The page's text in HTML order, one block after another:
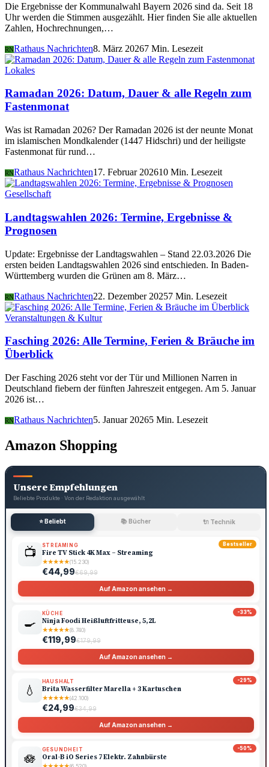
Die Ergebnisse der Kommunalwahl Bayern 2026 sind da. Seit 18
Uhr werden die Stimmen ausgezählt. Hier finden Sie alle aktuellen
Zahlen, Hochrechnungen,…
RNRathaus Nachrichten8. März 20267 Min. Lesezeit
Lokales
Ramadan 2026: Datum, Dauer & alle Regeln zum
Fastenmonat
Was ist Ramadan 2026? Der Ramadan 2026 ist der neunte Monat
im islamischen Mondkalender (1447 Hidschri) und der heiligste
Fastenmonat für rund…
RNRathaus Nachrichten17. Februar 202610 Min. Lesezeit
Gesellschaft
Landtagswahlen 2026: Termine, Ergebnisse &
Prognosen
Update: Ergebnisse der Landtagswahlen – Stand 22.03.2026 Die
ersten beiden Landtagswahlen 2026 sind entschieden. In Baden-
Württemberg wurden die Grünen am 8. März…
RNRathaus Nachrichten22. Dezember 20257 Min. Lesezeit
Veranstaltungen & Kultur
Fasching 2026: Alle Termine, Ferien & Bräuche im
Überblick
Der Fasching 2026 steht vor der Tür und Millionen Narren in
Deutschland fiebern der fünften Jahreszeit entgegen. Am 5. Januar
2026 ist…
RNRathaus Nachrichten5. Januar 20265 Min. Lesezeit
Amazon Shopping
Unsere Empfehlungen
Beliebte Produkte · Von der Redaktion ausgewählt
⭐ Beliebt 📚 Bücher 🔌 Technik
Bestseller
📺 STREAMING
Fire TV Stick 4K Max – Streaming
★★★★★(15.230)
€44,99€69,99
Auf Amazon ansehen →
-33%
🍳
KÜCHE
Ninja Foodi Heißluftfritteuse, 5,2L
★★★★★(8.740)
€119,99€179,99
Auf Amazon ansehen →
-29%
💧
HAUSHALT
Brita Wasserfilter Marella + 3 Kartuschen
★★★★★(42.100)
€24,99€34,99
Auf Amazon ansehen →
-50%
🪷
GESUNDHEIT
Oral-B iO Series 7 Elektr. Zahnbürste